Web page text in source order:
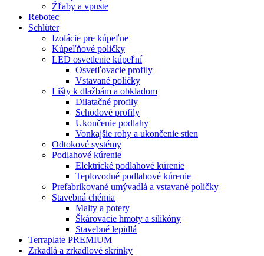
Žľaby a vpuste
Rebotec
Schlüter
Izolácie pre kúpeľne
Kúpeľňové poličky
LED osvetlenie kúpeľní
Osvetľovacie profily
Vstavané poličky
Lišty k dlažbám a obkladom
Dilatačné profily
Schodové profily
Ukončenie podlahy
Vonkajšie rohy a ukončenie stien
Odtokové systémy
Podlahové kúrenie
Elektrické podlahové kúrenie
Teplovodné podlahové kúrenie
Prefabrikované umývadlá a vstavané poličky
Stavebná chémia
Malty a potery
Škárovacie hmoty a silikóny
Stavebné lepidlá
Terraplate PREMIUM
Zrkadlá a zrkadlové skrinky